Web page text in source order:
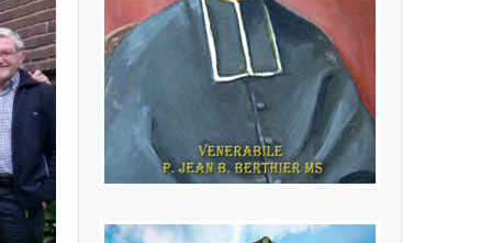
P. Jean Baptiste